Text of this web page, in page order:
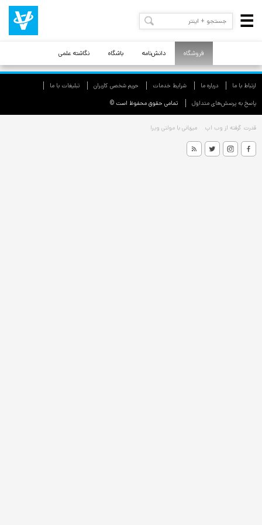
فروشگاه دانش‌نامه باشگاه نگاشته علمی
ارتباط با ما درباره ما شرایط خدمات حريم شخصی كاربران تبليغات با ما
پاسخ به پرسش‌های متداول تمامی حقوق محفوظ است ©
قدرت گرفته از وب اپ میزبانی با مولتی ویرا